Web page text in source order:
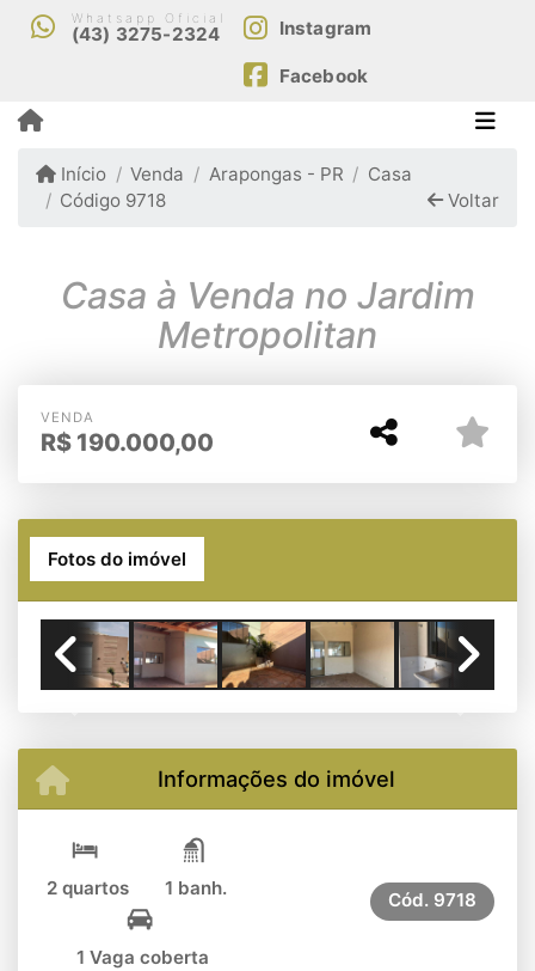
Whatsapp Oficial
(43) 3275-2324 Instagram
Facebook
Início Venda Arapongas - PR
Casa
Código 9718
Voltar
Casa à Venda no Jardim
Metropolitan
VENDA
R$ 190.000,00
Fotos do imóvel
Informações do imóvel
2 quartos 1 banh.
1 Vaga coberta
Cód. 9718